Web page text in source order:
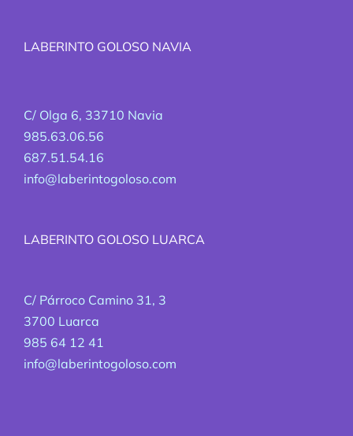
LABERINTO GOLOSO NAVIA
C/ Olga 6, 33710 Navia
985.63.06.56
687.51.54.16
info@laberintogoloso.com
LABERINTO GOLOSO LUARCA
C/ Párroco Camino 31, 3
3700 Luarca
985 64 12 41
info@laberintogoloso.com